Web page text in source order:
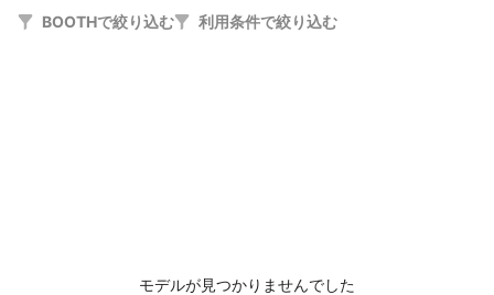
BOOTHで絞り込む 利用条件で絞り込む
モデルが見つかりませんでした